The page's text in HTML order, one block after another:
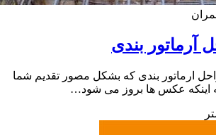
بندی
بندی که بشکل مصور تقدیم شما
عکس ها بروز می شود…